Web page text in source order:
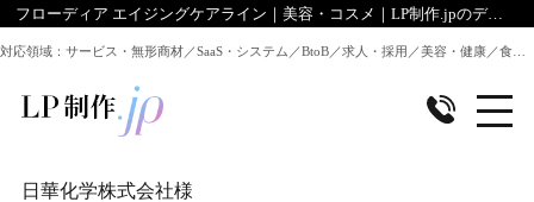
フローディア エイジングケアライン｜美容・コスメ｜LP制作.jpのデザイン実績
日華化学株式会社様